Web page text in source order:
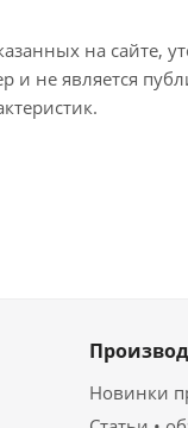
на
и не является
Новинки